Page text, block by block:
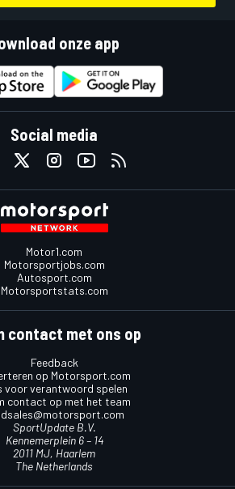
onze app
Social media
Motor1.com
Motorsportjobs.com
Autosport.com
Motorsportstats.com
contact met ons op
Feedback
op Motorsport.com
voor verantwoord spelen
contact op met het team
SportUpdate B.V.
Kennemerplein 6 – 14
2011 MJ, Haarlem
The Netherlands